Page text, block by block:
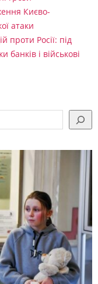
Києво-
атаки
проти Росії: під
і військові